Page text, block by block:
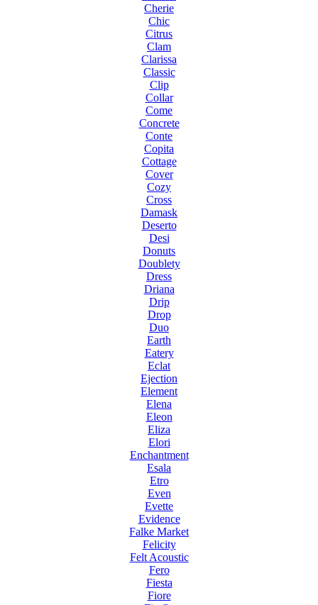
Cherie
Chic
Citrus
Clam
Clarissa
Classic
Clip
Collar
Come
Concrete
Conte
Copita
Cottage
Cover
Cozy
Cross
Damask
Deserto
Desi
Donuts
Doublety
Dress
Driana
Drip
Drop
Duo
Earth
Eatery
Eclat
Ejection
Element
Elena
Eleon
Eliza
Elori
Enchantment
Esala
Etro
Even
Evette
Evidence
Falke Market
Felicity
Felt Acoustic
Fero
Fiesta
Fiore